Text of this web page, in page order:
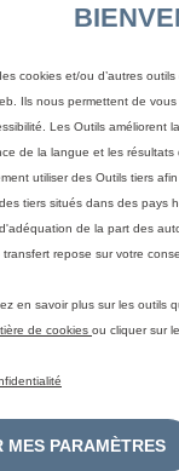
Berlingo Van
Automatique
Teintes Métallisées
Volume :3,3;
Longueur
Hauteur :1880;
Consommation
Berlingo Van
Voir les 3 options
Consommation
cookies et/ou d’autres
Ils nous permettent de
Les Outils améliorent
de la langue et les
utiliser des Outils tiers
tiers situés dans des pays
de la part des
repose sur votre
en savoir plus sur les outils
de cookies ou cliquer sur
MES PARAMÈTRES